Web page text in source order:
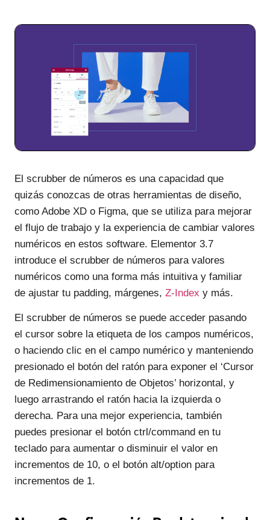
El scrubber de números es una capacidad que
quizás conozcas de otras herramientas de diseño,
como Adobe XD o Figma, que se utiliza para mejorar
el flujo de trabajo y la experiencia de cambiar valores
numéricos en estos software. Elementor 3.7
introduce el scrubber de números para valores
numéricos como una forma más intuitiva y familiar
de ajustar tu padding, márgenes, Z-Index y más.
El scrubber de números se puede acceder pasando
el cursor sobre la etiqueta de los campos numéricos,
o haciendo clic en el campo numérico y manteniendo
presionado el botón del ratón para exponer el ‘Cursor
de Redimensionamiento de Objetos’ horizontal, y
luego arrastrando el ratón hacia la izquierda o
derecha. Para una mejor experiencia, también
puedes presionar el botón ctrl/command en tu
teclado para aumentar o disminuir el valor en
incrementos de 10, o el botón alt/option para
incrementos de 1.